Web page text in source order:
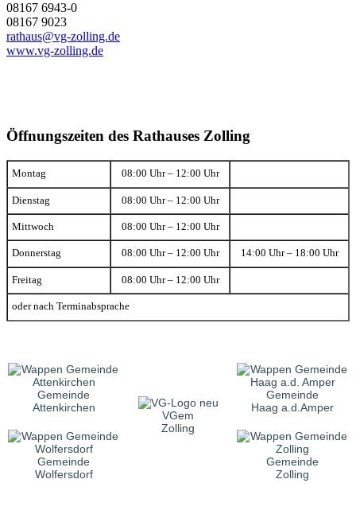
08167 6943-0
08167 9023
rathaus@vg-zolling.de
www.vg-zolling.de
Öffnungszeiten des Rathauses Zolling
Montag 08:00 Uhr – 12:00 Uhr
Dienstag 08:00 Uhr – 12:00 Uhr
Mittwoch 08:00 Uhr – 12:00 Uhr
Donnerstag 08:00 Uhr – 12:00 Uhr 14:00 Uhr – 18:00 Uhr
Freitag 08:00 Uhr – 12:00 Uhr
oder nach Terminabsprache
Gemeinde
Attenkirchen
VGem
Zolling
Gemeinde
Haag a.d.Amper
Gemeinde
Wolfersdorf
Gemeinde
Zolling